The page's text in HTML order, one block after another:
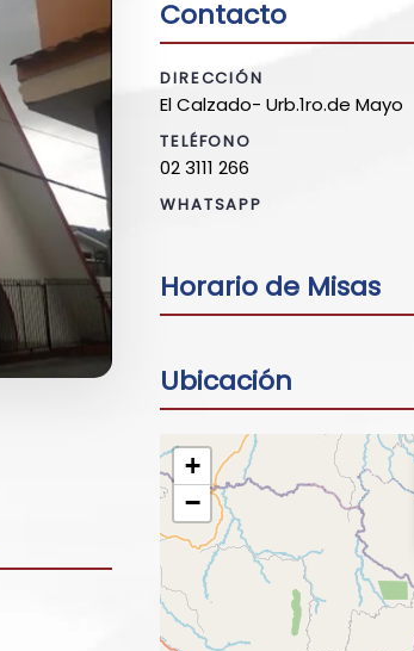
Contacto
DIRECCIÓN
El Calzado- Urb.1ro.de Mayo
TELÉFONO
02 3111 266
WHATSAPP
Horario de Misas
Ubicación
+
−